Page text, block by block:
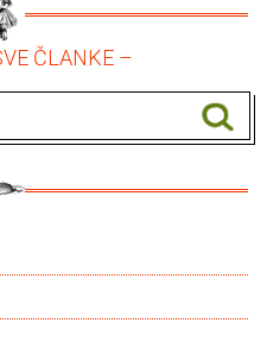
ČLANKE –